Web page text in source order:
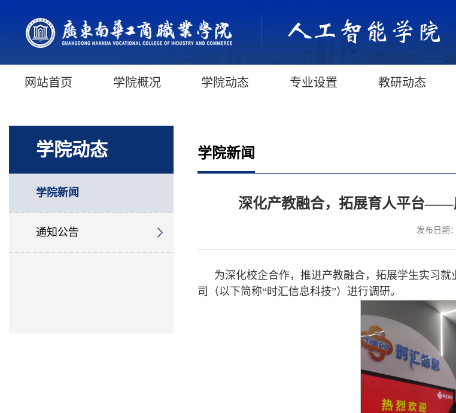
网站首页 学院概况 学院动态 专业设置 教研动态
学院动态
学院新闻
通知公告
学院新闻
深化产教融合，拓展育人平台——
发布日期
为深化校企合作，推进产教融合，拓展学生实习
司（以下简称“时汇信息科技”）进行调研。